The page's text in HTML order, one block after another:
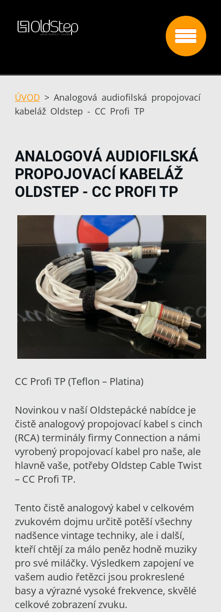
ÚVOD > Analogová audiofilská propojovací
kabeláž Oldstep - CC Profi TP
ANALOGOVÁ AUDIOFILSKÁ
PROPOJOVACÍ KABELÁŽ
OLDSTEP - CC PROFI TP
CC Profi TP (Teflon – Platina)
Novinkou v naší Oldstepácké nabídce je
čistě analogový propojovací kabel s cinch
(RCA) terminály firmy Connection a námi
vyrobený propojovací kabel pro naše, ale
hlavně vaše, potřeby Oldstep Cable Twist
– CC Profi TP.
Tento čistě analogový kabel v celkovém
zvukovém dojmu určitě potěší všechny
nadšence vintage techniky, ale i další,
kteří chtějí za málo peněz hodně muziky
pro své miláčky. Výsledkem zapojení ve
vašem audio řetězci jsou prokreslené
basy a výrazné vysoké frekvence, skvělé
celkové zobrazení zvuku.